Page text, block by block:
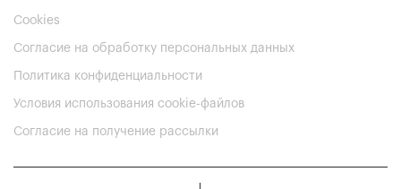
Cookies
Согласие на обработку персональных данных
Политика конфиденциальности
Условия использования cookie-файлов
Согласие на получение рассылки